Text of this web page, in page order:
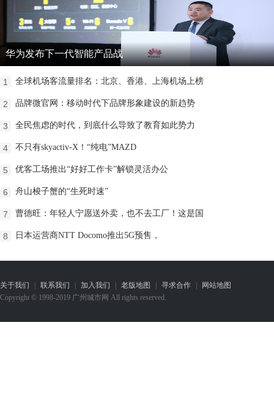
华为发布下一代智能产品战
1 全球机场客流量排名：北京、香港、上海机场上榜
2 品牌微官网：移动时代下品牌形象建设的新趋势
3 全民焦虑的时代，到底什么导致了教育如此势力
4 不只有skyactiv-X！“纯电”MAZD
5 优客工场推出“好好工作卡”解锁灵活办公
6 舟山梭子蟹的“生死时速”
7 曹德旺：年轻人宁愿送外卖，也不去工厂！这是国
8 日本运营商NTT Docomo推出5G预售，
关于我们 | 联系我们 | 加入我们 | 老版地图 | 寻求合作 |
网站地图
Copyright © 1998-2019 广州城市网 All rights reserved.